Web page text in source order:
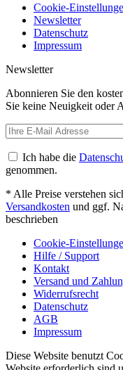
Cookie-
Newsletter
Datenschutz
Impressum
Newsletter
Abonnieren Sie den
Sie keine Neuigkeit oder
Ich habe die
genommen.
* Alle Preise verstehen
Versandkosten und ggf.
beschrieben
Cookie-
Hilfe / Support
Kontakt
Versand und
Widerrufsrecht
Datenschutz
AGB
Impressum
Diese Website benutzt